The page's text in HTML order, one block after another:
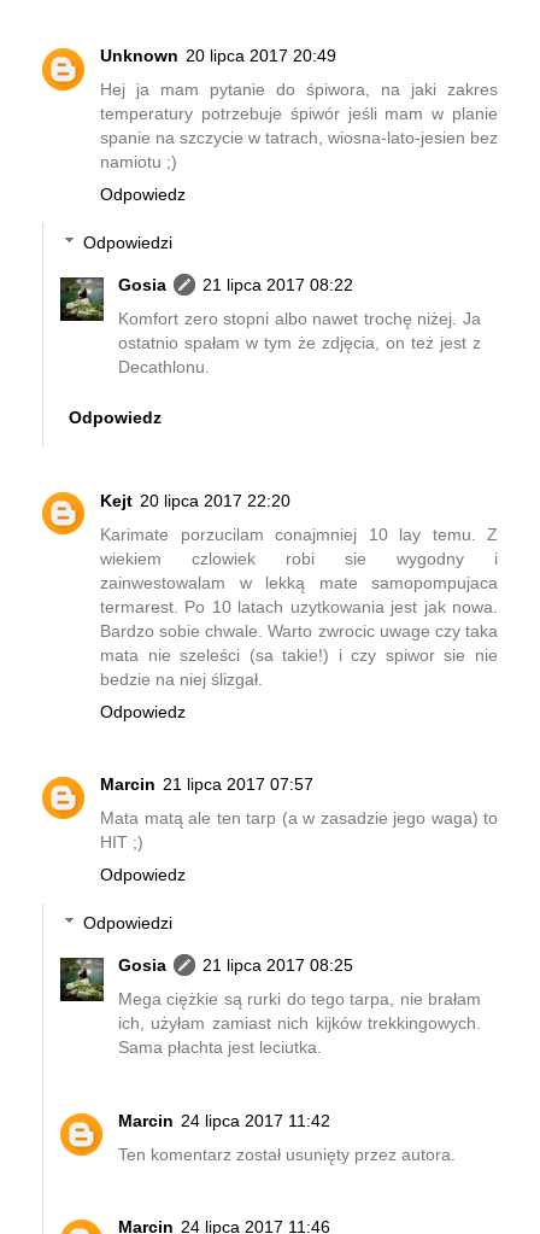
Unknown 20 lipca 2017 20:49
Hej ja mam pytanie do śpiwora, na jaki zakres
temperatury potrzebuje śpiwór jeśli mam w planie
spanie na szczycie w tatrach, wiosna-lato-jesien bez
namiotu ;)
Odpowiedz
Odpowiedzi
Gosia
21 lipca 2017 08:22
Komfort zero stopni albo nawet trochę niżej. Ja
ostatnio spałam w tym że zdjęcia, on też jest z
Decathlonu.
Odpowiedz
Kejt 20 lipca 2017 22:20
Karimate porzucilam conajmniej 10 lay temu. Z
wiekiem czlowiek robi sie wygodny i
zainwestowalam w lekką mate samopompujaca
termarest. Po 10 latach uzytkowania jest jak nowa.
Bardzo sobie chwale. Warto zwrocic uwage czy taka
mata nie szeleści (sa takie!) i czy spiwor sie nie
bedzie na niej ślizgał.
Odpowiedz
Marcin 21 lipca 2017 07:57
Mata matą ale ten tarp (a w zasadzie jego waga) to
HIT ;)
Odpowiedz
Odpowiedzi
Gosia
21 lipca 2017 08:25
Mega ciężkie są rurki do tego tarpa, nie brałam
ich, użyłam zamiast nich kijków trekkingowych.
Sama płachta jest leciutka.
Marcin 24 lipca 2017 11:42
Ten komentarz został usunięty przez autora.
Marcin 24 lipca 2017 11:46